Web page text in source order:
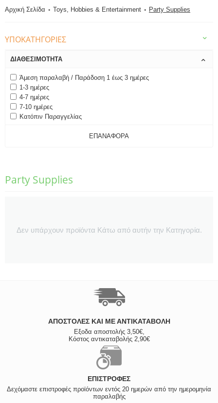
Αρχική Σελίδα Toys, Hobbies & Entertainment Party Supplies
ΥΠΟΚΑΤΗΓΟΡΊΕΣ
ΔΙΑΘΕΣΙΜΌΤΗΤΑ
Άμεση παραλαβή / Παράδοση 1 έως 3 ημέρες
1-3 ημέρες
4-7 ημέρες
7-10 ημέρες
Κατόπιν Παραγγελίας
ΕΠΑΝΑΦΟΡΆ
Party Supplies
Δεν υπάρχουν προϊόντα Κάτω από αυτήν την Κατηγορία.
ΑΠΟΣΤΟΛΈΣ ΚΑΙ ΜΕ ΑΝΤΙΚΑΤΑΒΟΛΗ
Εξοδα αποστολής 3,50€,
Κόστος αντικαταβολής 2,90€
ΕΠΙΣΤΡΟΦΈΣ
Δεχόμαστε επιστροφές προϊόντων εντός 20 ημερών από την ημερομηνία
παραλαβής